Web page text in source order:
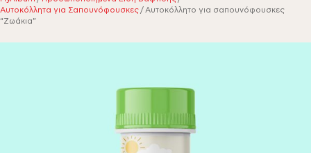
Αυτοκόλλητα για Σαπουνόφουσκες / Αυτοκόλλητο για σαπουνόφουσκες
“Ζωάκια”